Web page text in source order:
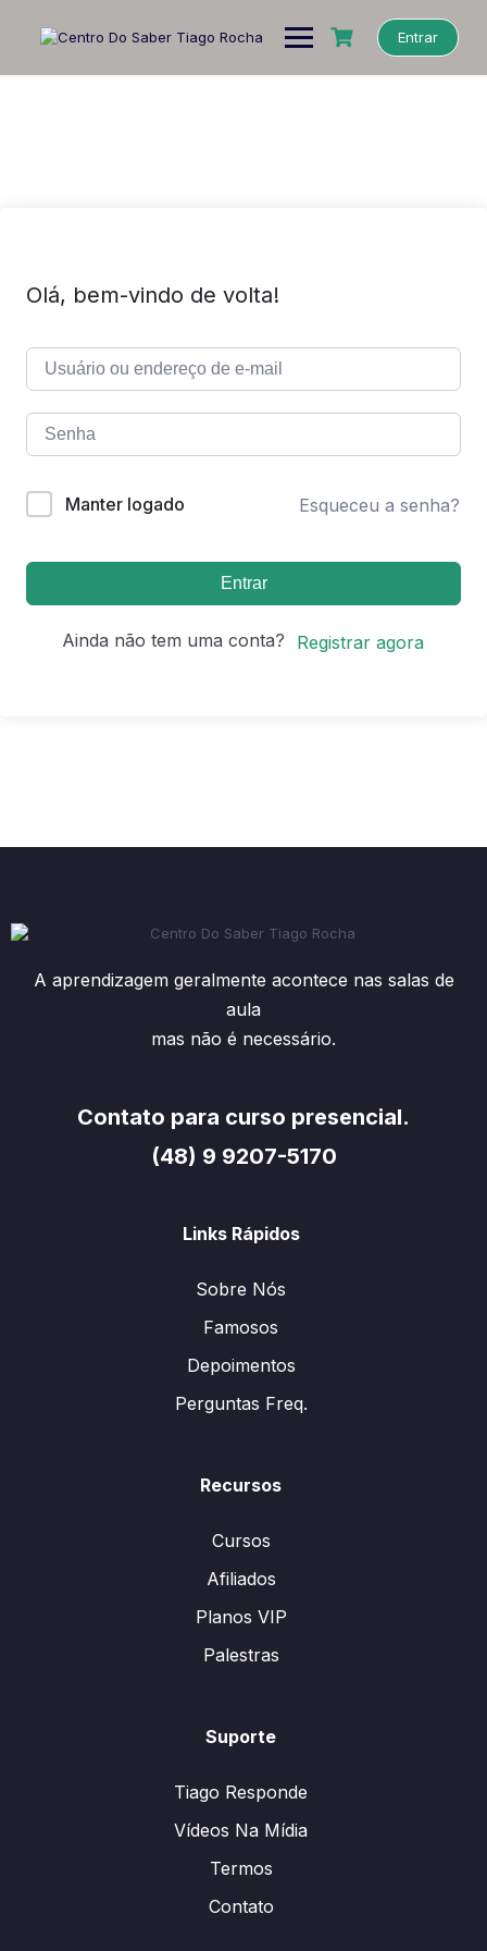
Entrar
Olá, bem-vindo de volta!
Manter logado Esqueceu a senha?
Entrar
Ainda não tem uma conta? Registrar agora
A aprendizagem geralmente acontece nas salas de
aula
mas não é necessário.
Contato para curso presencial.
(48) 9 9207-5170
Links Rápidos
Sobre Nós
Famosos
Depoimentos
Perguntas Freq.
Recursos
Cursos
Afiliados
Planos VIP
Palestras
Suporte
Tiago Responde
Vídeos Na Mídia
Termos
Contato